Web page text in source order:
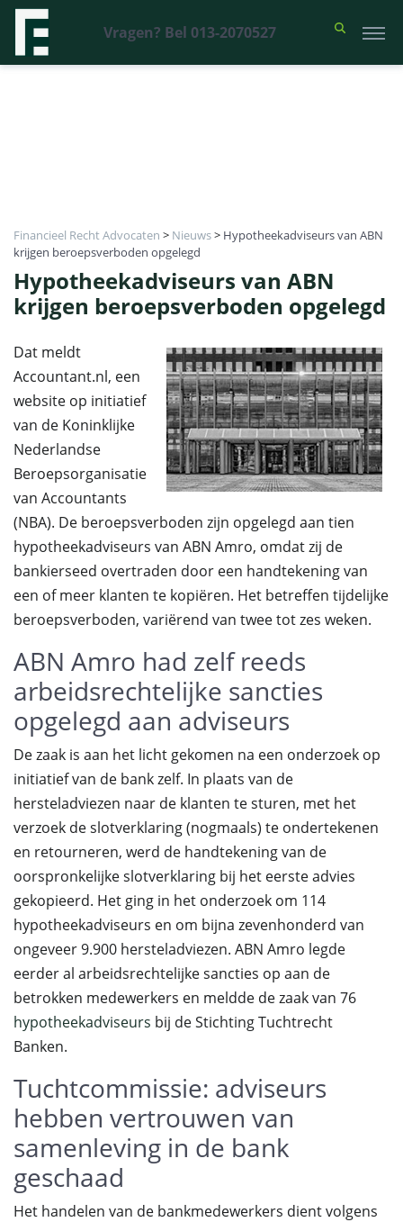
Vragen? Bel 013-2070527
Financieel Recht Advocaten > Nieuws> Hypotheekadviseurs van ABN
krijgen beroepsverboden opgelegd
Hypotheekadviseurs van ABN
krijgen beroepsverboden opgelegd
Dat meldt
Accountant.nl, een
website op initiatief
van de Koninklijke
Nederlandse
Beroepsorganisatie
van Accountants
(NBA). De beroepsverboden zijn opgelegd aan tien
hypotheekadviseurs van ABN Amro, omdat zij de
bankierseed overtraden door een handtekening van
een of meer klanten te kopiëren. Het betreffen tijdelijke
beroepsverboden, variërend van twee tot zes weken.
ABN Amro had zelf reeds
arbeidsrechtelijke sancties
opgelegd aan adviseurs
De zaak is aan het licht gekomen na een onderzoek op
initiatief van de bank zelf. In plaats van de
hersteladviezen naar de klanten te sturen, met het
verzoek de slotverklaring (nogmaals) te ondertekenen
en retourneren, werd de handtekening van de
oorspronkelijke slotverklaring bij het eerste advies
gekopieerd. Het ging in het onderzoek om 114
hypotheekadviseurs en om bijna zevenhonderd van
ongeveer 9.900 hersteladviezen. ABN Amro legde
eerder al arbeidsrechtelijke sancties op aan de
betrokken medewerkers en meldde de zaak van 76
hypotheekadviseurs bij de Stichting Tuchtrecht
Banken.
Tuchtcommissie: adviseurs
hebben vertrouwen van
samenleving in de bank
geschaad
Het handelen van de bankmedewerkers dient volgens